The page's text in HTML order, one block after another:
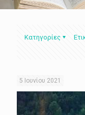
Κατηγορίες
5 Ιουνίου 2021